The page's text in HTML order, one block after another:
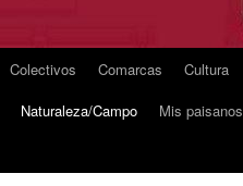
Colectivos Comarcas Cultura
Naturaleza/Campo Mis paisanos